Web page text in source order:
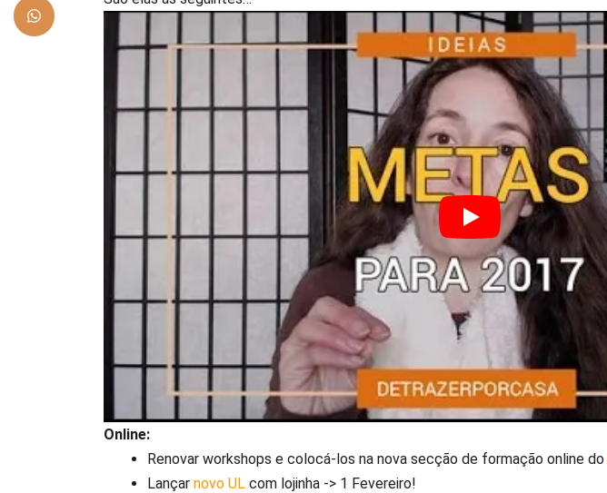
Online:
Renovar workshops e colocá-los na nova secção de formação online do
Lançar novo UL com lojinha -> 1 Fevereiro!